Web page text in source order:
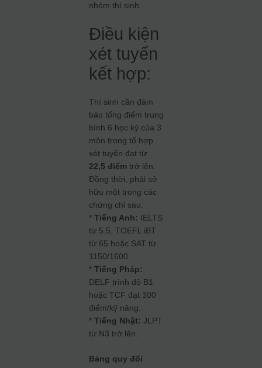
nhóm thí sinh.
Điều kiện
xét tuyển
kết hợp:
Thí sinh cần đảm
bảo tổng điểm trung
bình 6 học kỳ của 3
môn trong tổ hợp
xét tuyển đạt từ
22,5 điểm trở lên.
Đồng thời, phải sở
hữu một trong các
chứng chỉ sau:
*Tiếng Anh: IELTS
từ 5.5, TOEFL iBT
từ 65 hoặc SAT từ
1150/1600.
*Tiếng Pháp:
DELF trình độ B1
hoặc TCF đạt 300
điểm/kỹ năng.
*Tiếng Nhật: JLPT
từ N3 trở lên.
Bảng quy đổi